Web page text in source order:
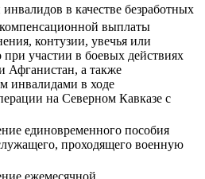
в качестве безработных
выплаты
контузии, увечья или
при участии в боевых действиях
Афганистан, а также
инвалидами в ходе
на Северном Кавказе с
единовременного пособия
проходящего военную